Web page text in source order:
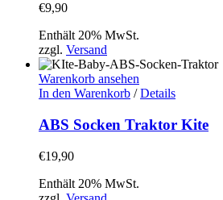
€9,90
Enthält 20% MwSt.
zzgl. Versand
Warenkorb ansehen
In den Warenkorb / Details
ABS Socken Traktor Kite
€19,90
Enthält 20% MwSt.